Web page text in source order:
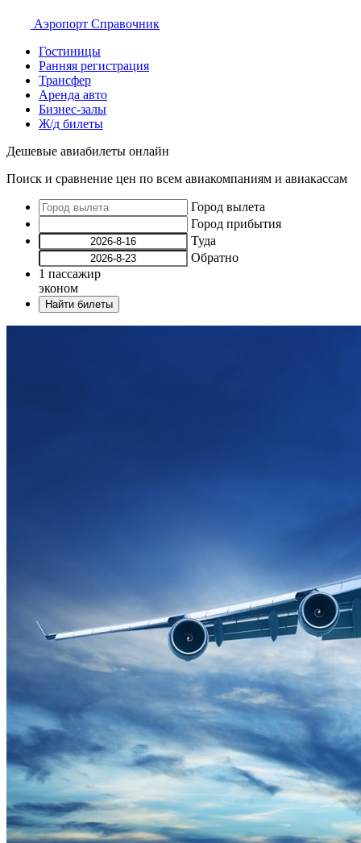
Аэропорт Справочник
Гостиницы
Ранняя регистрация
Трансфер
Аренда авто
Бизнес-залы
Ж/д билеты
Дешевые авиабилеты онлайн
Поиск и сравнение цен по всем авиакомпаниям и авиакассам
Город вылета
Город прибытия
Туда
Обратно
1 пассажир
эконом
Найти билеты